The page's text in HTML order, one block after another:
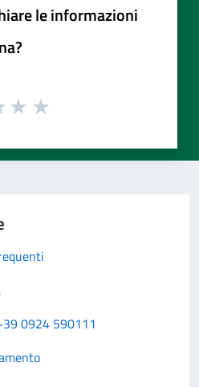
le informazioni
0924 590111